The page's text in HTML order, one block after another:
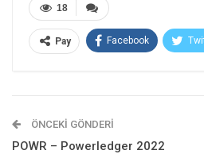
18
Pay Facebook
ÖNCEKI GÖNDERI
POWR – Powerledger 2022